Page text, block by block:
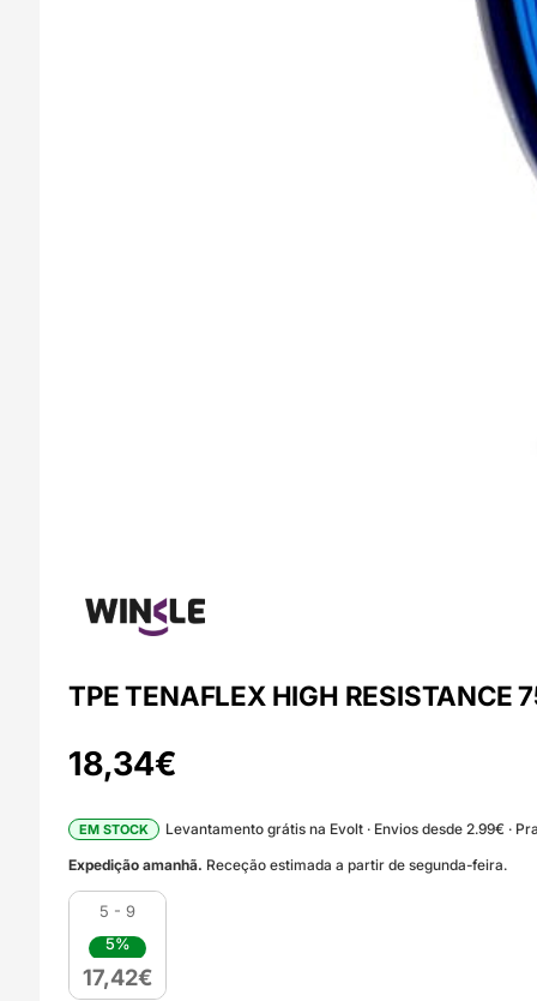
TPE TENAFLEX HIGH RESISTANCE
18,34€
EM STOCK
Levantamento grátis na Evolt · Envios desde 2.99€ ·
Expedição amanhã. Receção estimada a partir de segunda-feira.
5 - 9
5%
17,42€